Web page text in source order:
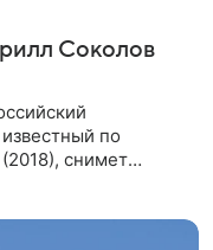
Соколов
по
снимет